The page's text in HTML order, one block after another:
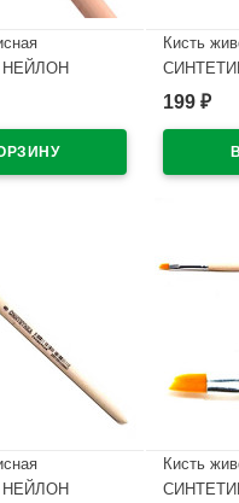
Кисть
АРТЕКС
199 ₽
Кисть